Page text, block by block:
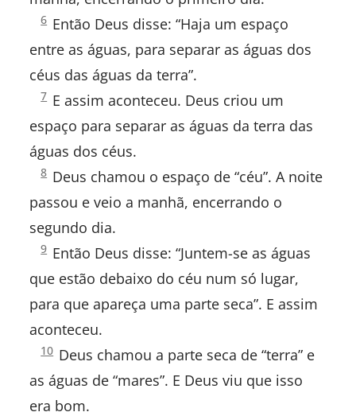
SELECIONE UM LIVRO
VELHO TESTAMENTO:
Gênesis
Êxodo
Levítico
Números
Deuteronômio
Josué
Gênesis
1:
6 Então Deus disse: “Haja um espaço
entre as águas, para separar as águas dos
céus das águas da terra”.
Gênesis
1:
7 E assim aconteceu. Deus criou um
espaço para separar as águas da terra das
águas dos céus.
Gênesis
1:
8 Deus chamou o espaço de “céu”. A noite
passou e veio a manhã, encerrando o
segundo dia.
Gênesis
1:
9 Então Deus disse: “Juntem-se as águas
que estão debaixo do céu num só lugar,
para que apareça uma parte seca”. E assim
aconteceu.
Gênesis
1:
10 Deus chamou a parte seca de “terra” e
as águas de “mares”. E Deus viu que isso
era bom.